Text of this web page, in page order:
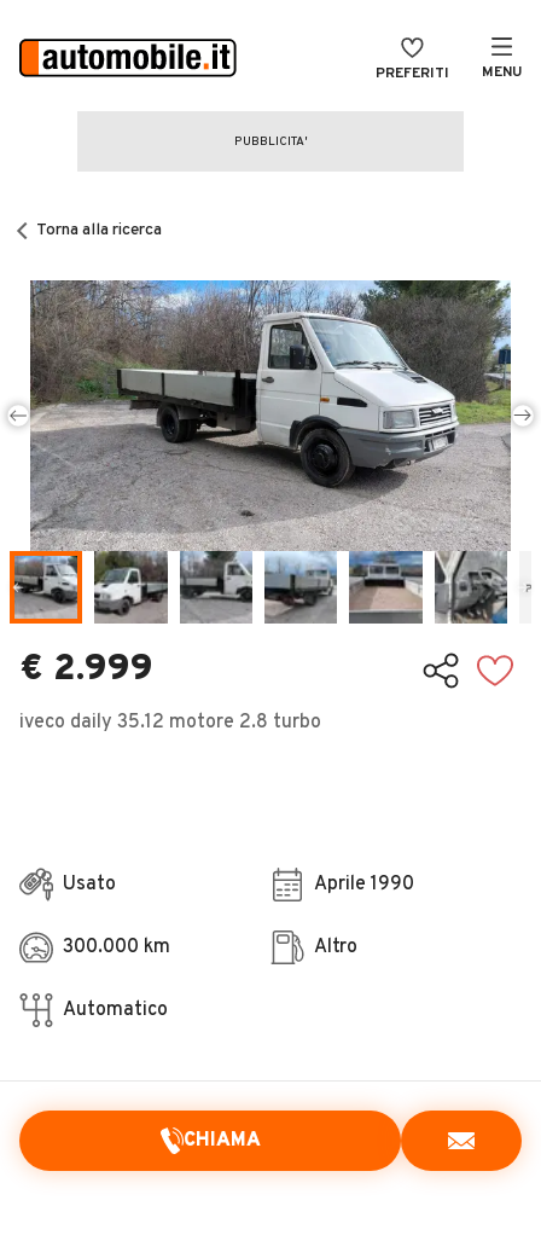
PREFERITI MENU
CERCA
Auto Nuove
Noleggio a lungo termine
Auto d'epoca
Moto
Camper
Veicoli Commerciali
Concessionari
Torna alla ricerca
€ 2.999
iveco daily 35.12 motore 2.8 turbo
Usato Aprile 1990
300.000 km Altro
Automatico
CHIAMA